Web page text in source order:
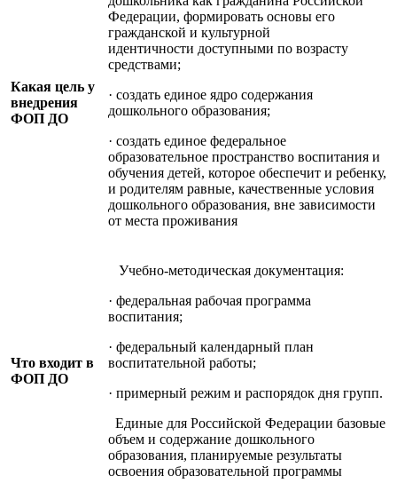
Какая цель у
внедрения
ФОП ДО
Федерации, формировать основы его
гражданской и культурной
идентичности доступными по возрасту
средствами;
· создать единое ядро содержания
дошкольного образования;
· создать единое федеральное
образовательное пространство воспитания и
обучения детей, которое обеспечит и ребенку,
и родителям равные, качественные условия
дошкольного образования, вне зависимости
от места проживания
Что входит в
ФОП ДО
Учебно-методическая документация:
· федеральная рабочая программа
воспитания;
· федеральный календарный план
воспитательной работы;
· примерный режим и распорядок дня групп.
Единые для Российской Федерации базовые
объем и содержание дошкольного
образования, планируемые результаты
освоения образовательной программы